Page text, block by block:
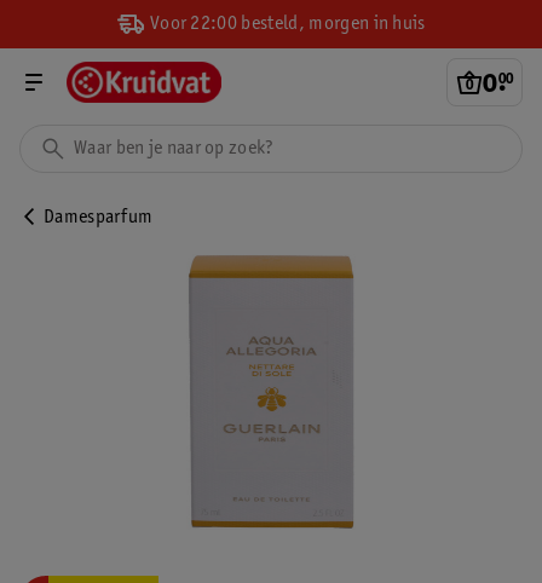
Voor 22:00 besteld, morgen in huis
0.
00
Damesparfum